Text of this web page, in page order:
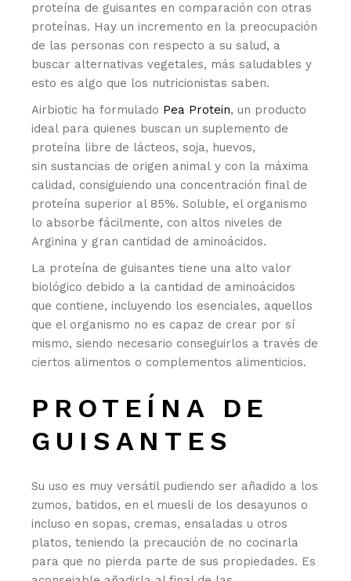
proteína de guisantes en comparación con otras
proteínas. Hay un incremento en la preocupación
de las personas con respecto a su salud, a
buscar alternativas vegetales, más saludables y
esto es algo que los nutricionistas saben.
Airbiotic ha formulado Pea Protein, un producto
ideal para quienes buscan un suplemento de
proteína libre de lácteos, soja, huevos,
sin sustancias de origen animal y con la máxima
calidad, consiguiendo una concentración final de
proteína superior al 85%. Soluble, el organismo
lo absorbe fácilmente, con altos niveles de
Arginina y gran cantidad de aminoácidos.
La proteína de guisantes tiene una alto valor
biológico debido a la cantidad de aminoácidos
que contiene, incluyendo los esenciales, aquellos
que el organismo no es capaz de crear por sí
mismo, siendo necesario conseguirlos a través de
ciertos alimentos o complementos alimenticios.
PROTEÍNA DE
GUISANTES
Su uso es muy versátil pudiendo ser añadido a los
zumos, batidos, en el muesli de los desayunos o
incluso en sopas, cremas, ensaladas u otros
platos, teniendo la precaución de no cocinarla
para que no pierda parte de sus propiedades. Es